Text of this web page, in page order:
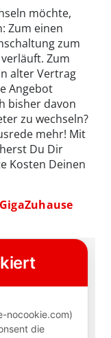
möchte,
Zum einen
zum
Zum
alter Vertrag
Angebot
bisher davon
zu wechseln?
mehr! Mit
Du Dir
Kosten Deinen